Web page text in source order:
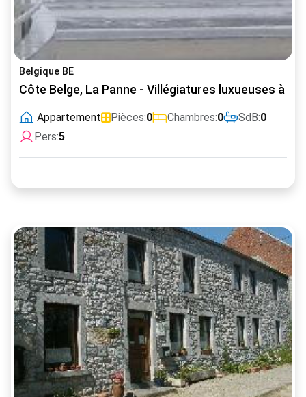
Belgique BE
Côte Belge, La Panne - Villégiatures luxueuses à
Appartement Pièces:0 Chambres:0 SdB:0
Pers:5